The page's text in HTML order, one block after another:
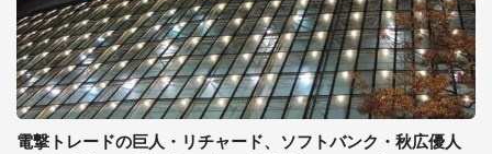
電撃トレードの巨人・リチャード、ソフトバンク・秋広優人